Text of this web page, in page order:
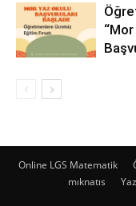
Online LGS Matematik
mıknatıs